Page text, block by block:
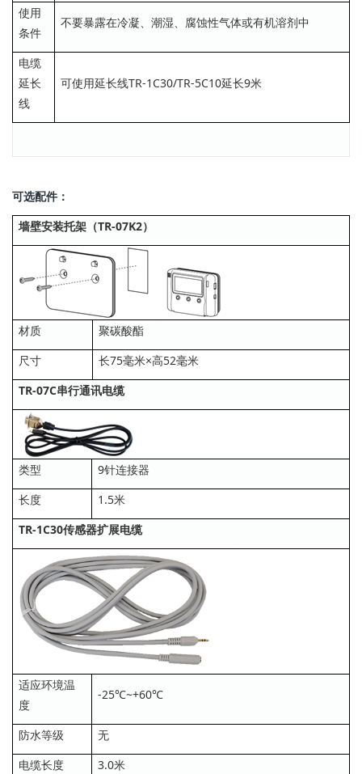
使用
条件
不要暴露在冷凝、潮湿、腐蚀性气体或有机溶剂中
电缆
延长
线
可使用延长线TR-1C30/TR-5C10延长9米
可选配件：
墙壁安装托架（TR-07K2）
材质
聚碳酸酯
尺寸
长75毫米×高52毫米
TR-07C串行通讯电缆
类型
9针连接器
长度
1.5米
TR-1C30传感器扩展电缆
适应环境温
度
-25℃~+60℃
防水等级
无
电缆长度
3.0米